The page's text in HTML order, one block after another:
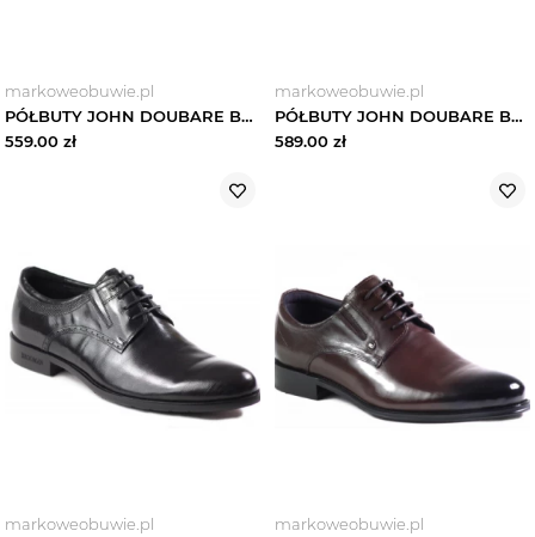
markoweobuwie.pl
PÓŁBUTY JOHN DOUBARE BY BROOMAN - J1846-206-A33 BLACK
559.00 zł
markoweobuwie.pl
PÓŁBUTY JOHN DOUBARE BY BROOMAN - QA830BC-C35-A77 COFFEE Brązowy
589.00 zł
markoweobuwie.pl
markoweobuwie.pl